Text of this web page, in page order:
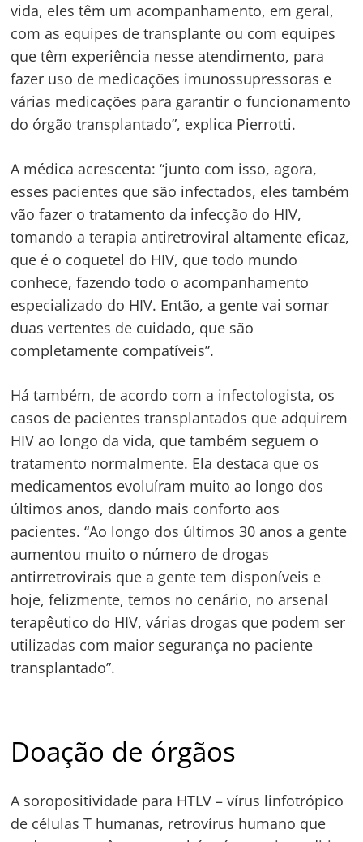
vida, eles têm um acompanhamento, em geral,
com as equipes de transplante ou com equipes
que têm experiência nesse atendimento, para
fazer uso de medicações imunossupressoras e
várias medicações para garantir o funcionamento
do órgão transplantado”, explica Pierrotti.
A médica acrescenta: “junto com isso, agora,
esses pacientes que são infectados, eles também
vão fazer o tratamento da infecção do HIV,
tomando a terapia antiretroviral altamente eficaz,
que é o coquetel do HIV, que todo mundo
conhece, fazendo todo o acompanhamento
especializado do HIV. Então, a gente vai somar
duas vertentes de cuidado, que são
completamente compatíveis”.
Há também, de acordo com a infectologista, os
casos de pacientes transplantados que adquirem
HIV ao longo da vida, que também seguem o
tratamento normalmente. Ela destaca que os
medicamentos evoluíram muito ao longo dos
últimos anos, dando mais conforto aos
pacientes. “Ao longo dos últimos 30 anos a gente
aumentou muito o número de drogas
antirretrovirais que a gente tem disponíveis e
hoje, felizmente, temos no cenário, no arsenal
terapêutico do HIV, várias drogas que podem ser
utilizadas com maior segurança no paciente
transplantado”.
Doação de órgãos
A soropositividade para HTLV – vírus linfotrópico
de células T humanas, retrovírus humano que
Post